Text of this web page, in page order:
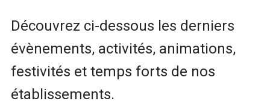
Découvrez ci-dessous les derniers
évènements, activités, animations,
festivités et temps forts de nos
établissements.